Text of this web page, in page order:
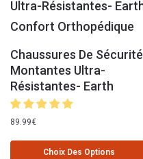
Chaussures De Sécurité
Montantes Ultra-
Résistantes- Earth
89.99€
Choix Des Options